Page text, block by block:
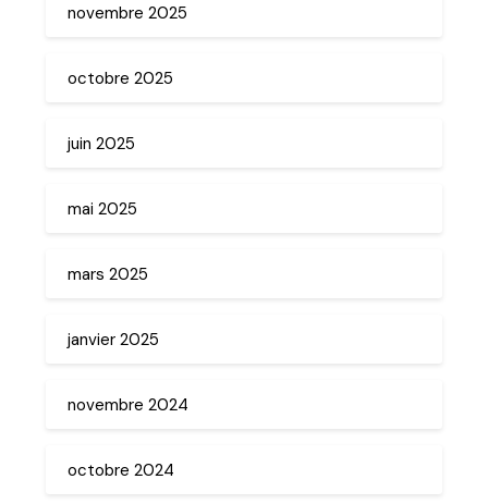
novembre 2025
octobre 2025
juin 2025
mai 2025
mars 2025
janvier 2025
novembre 2024
octobre 2024